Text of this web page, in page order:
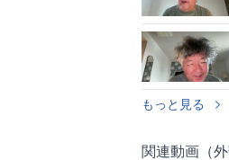
もっと見る
関連動画（外